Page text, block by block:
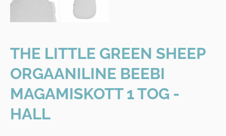
THE LITTLE GREEN SHEEP
ORGAANILINE BEEBI
MAGAMISKOTT 1 TOG -
HALL